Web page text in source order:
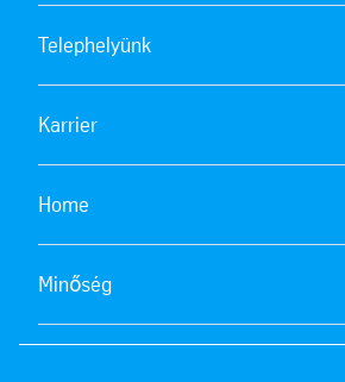
Telephelyünk
Karrier
Home
Minőség